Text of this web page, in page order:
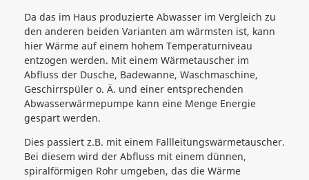
Da das im Haus produzierte Abwasser im Vergleich zu
den anderen beiden Varianten am wärmsten ist, kann
hier Wärme auf einem hohem Temperaturniveau
entzogen werden. Mit einem Wärmetauscher im
Abfluss der Dusche, Badewanne, Waschmaschine,
Geschirrspüler o. Ä. und einer entsprechenden
Abwasserwärmepumpe kann eine Menge Energie
gespart werden.
Dies passiert z.B. mit einem Fallleitungswärmetauscher.
Bei diesem wird der Abfluss mit einem dünnen,
spiralförmigen Rohr umgeben, das die Wärme